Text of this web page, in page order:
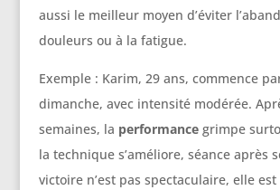
aussi le meilleur moyen d’éviter
douleurs ou à la fatigue.
Exemple : Karim, 29 ans, commence
dimanche, avec intensité modérée.
semaines, la performancegrimpe
la technique s’améliore, séance après
victoire n’est pas spectaculaire, elle